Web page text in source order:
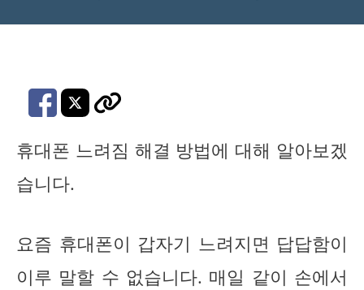
휴대폰 느려짐 해결 방법에 대해 알아보겠
습니다.
요즘 휴대폰이 갑자기 느려지면 답답함이
이루 말할 수 없습니다. 매일 같이 손에서